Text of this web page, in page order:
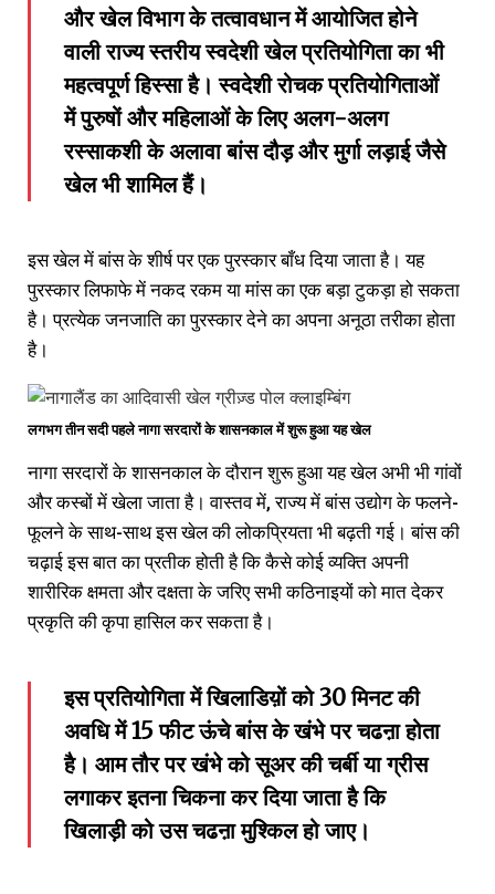
और खेल विभाग के तत्वावधान में आयोजित होने
वाली राज्य स्तरीय स्वदेशी खेल प्रतियोगिता का भी
महत्वपूर्ण हिस्सा है। स्वदेशी रोचक प्रतियोगिताओं
में पुरुषों और महिलाओं के लिए अलग-अलग
रस्साकशी के अलावा बांस दौड़ और मुर्गा लड़ाई जैसे
खेल भी शामिल हैं।
इस खेल में बांस के शीर्ष पर एक पुरस्कार बाँध दिया जाता है। यह
पुरस्कार लिफाफे में नकद रकम या मांस का एक बड़ा टुकड़ा हो सकता
है। प्रत्येक जनजाति का पुरस्कार देने का अपना अनूठा तरीका होता
है।
लगभग तीन सदी पहले नागा सरदारों के शासनकाल में शुरू हुआ यह खेल
नागा सरदारों के शासनकाल के दौरान शुरू हुआ यह खेल अभी भी गांवों
और कस्बों में खेला जाता है। वास्तव में, राज्य में बांस उद्योग के फलने-
फूलने के साथ-साथ इस खेल की लोकप्रियता भी बढ़ती गई। बांस की
चढ़ाई इस बात का प्रतीक होती है कि कैसे कोई व्यक्ति अपनी
शारीरिक क्षमता और दक्षता के जरिए सभी कठिनाइयों को मात देकर
प्रकृति की कृपा हासिल कर सकता है।
इस प्रतियोगिता में खिलाडिय़ों को 30 मिनट की
अवधि में 15 फीट ऊंचे बांस के खंभे पर चढऩा होता
है। आम तौर पर खंभे को सूअर की चर्बी या ग्रीस
लगाकर इतना चिकना कर दिया जाता है कि
खिलाड़ी को उस चढऩा मुश्किल हो जाए।